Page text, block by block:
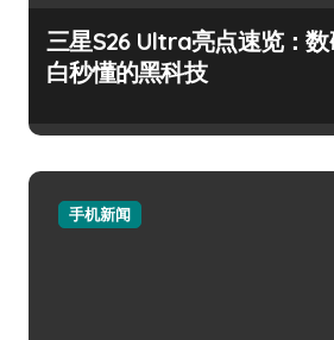
三星S26 Ultra亮点速览：
白秒懂的黑科技
手机新闻